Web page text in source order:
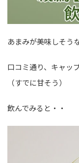
あまみが美味しそう
口コミ通り、キャッ
（すでに甘そう）
飲んでみると・・